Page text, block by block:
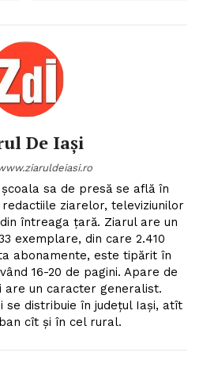
De Iași
sa de presă se află în
ziarelor, televiziunilor
întreaga ţară. Ziarul are un
exemplare, din care 2.410
abonamente, este tipărit în
16-20 de pagini. Apare de
are un caracter generalist.
se distribuie în judeţul Iaşi, atît
cît şi în cel rural.